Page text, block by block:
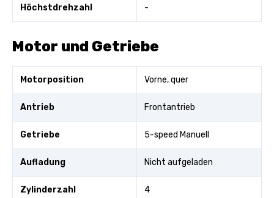
Höchstdrehzahl -
Motor und Getriebe
Motorposition Vorne, quer
Antrieb Frontantrieb
Getriebe 5-speed Manuell
Aufladung Nicht aufgeladen
Zylinderzahl 4